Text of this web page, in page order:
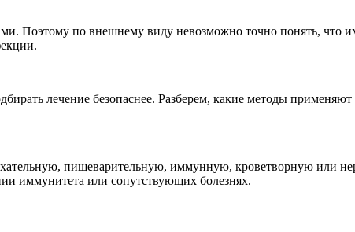
Поэтому по внешнему виду невозможно точно понять, что
лечение безопаснее. Разберем, какие методы
пищеварительную, иммунную, кроветворную или
иммунитета или сопутствующих болезнях.